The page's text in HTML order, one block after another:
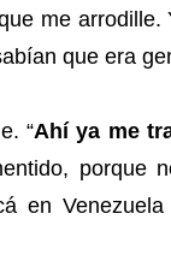
me arrodille.
que era
“Ahí ya me
porque
en